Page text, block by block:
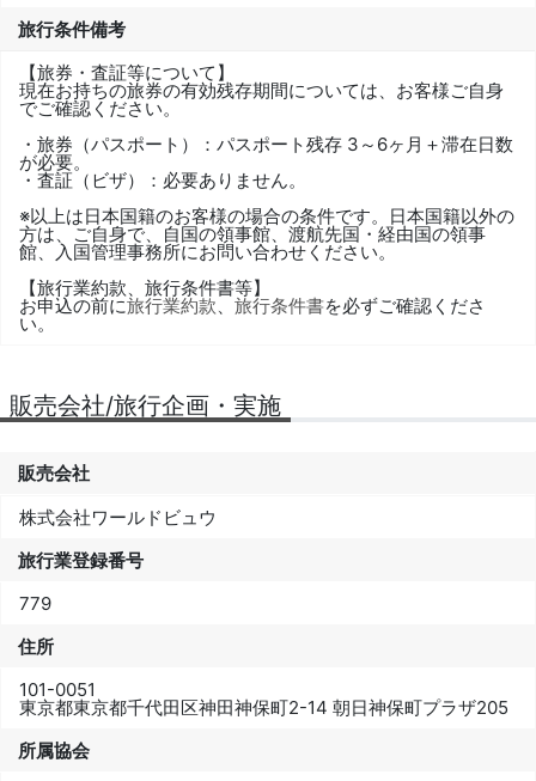
旅行条件備考
【旅券・査証等について】
現在お持ちの旅券の有効残存期間については、お客様ご自身
でご確認ください。
・旅券（パスポート）：パスポート残存 3～6ヶ月＋滞在日数
が必要。
・査証（ビザ）：必要ありません。
※以上は日本国籍のお客様の場合の条件です。日本国籍以外の
方は、ご自身で、自国の領事館、渡航先国・経由国の領事
館、入国管理事務所にお問い合わせください。
【旅行業約款、旅行条件書等】
お申込の前に旅行業約款、 旅行条件書を必ずご確認くださ
い。
販売会社/旅行企画・実施
販売会社
株式会社ワールドビュウ
旅行業登録番号
779
住所
101-0051
東京都東京都千代田区神田神保町2-14 朝日神保町プラザ205
所属協会